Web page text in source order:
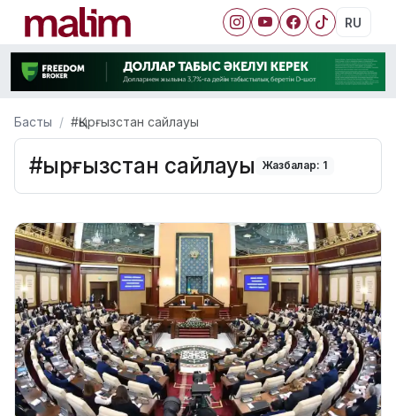
RU
Басты #Қырғызстан сайлауы
#Қырғызстан сайлауы Жазбалар: 1